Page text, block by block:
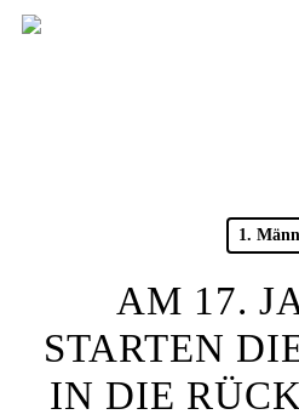
Skip
1.
AM 17.
STARTEN
IN DIE